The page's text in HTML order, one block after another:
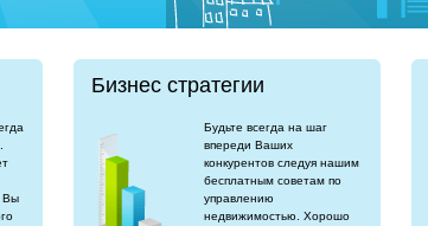
Вы
Бизнес стратегии
Будьте всегда на шаг
впереди Ваших
конкурентов следуя нашим
бесплатным советам по
управлению
недвижимостью. Хорошо